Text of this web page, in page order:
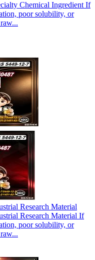
Chemical Ingredient If
poor solubility, or
Research Material
Research Material If
poor solubility, or